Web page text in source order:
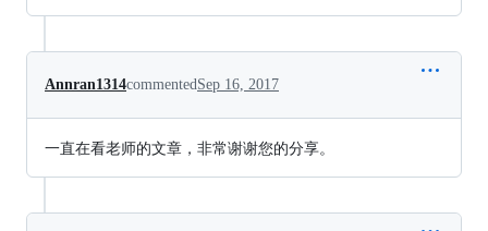
Annran1314commentedSep 16, 2017
一直在看老师的文章，非常谢谢您的分享。